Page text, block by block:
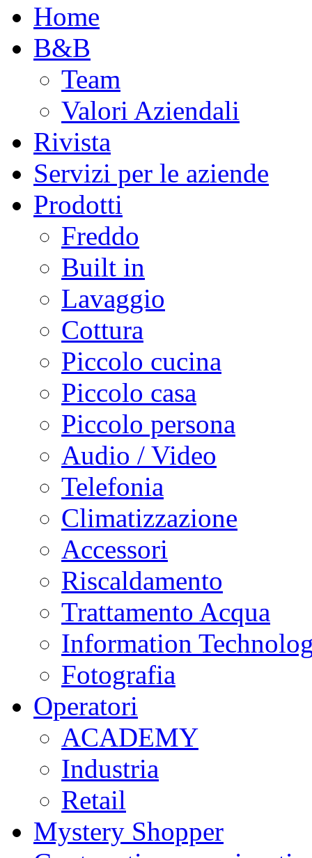
Home
B&B
Team
Valori Aziendali
Rivista
Servizi per le aziende
Prodotti
Freddo
Built in
Lavaggio
Cottura
Piccolo cucina
Piccolo casa
Piccolo persona
Audio / Video
Telefonia
Climatizzazione
Accessori
Riscaldamento
Trattamento Acqua
Information
Fotografia
Operatori
ACADEMY
Industria
Retail
Mystery Shopper